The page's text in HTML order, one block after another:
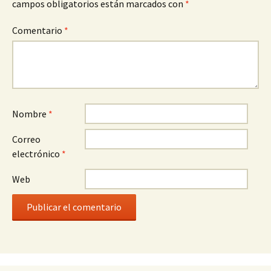
campos obligatorios están marcados con *
Comentario *
Nombre *
Correo
electrónico *
Web